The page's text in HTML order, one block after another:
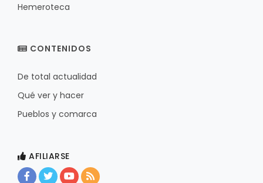
Hemeroteca
CONTENIDOS
De total actualidad
Qué ver y hacer
Pueblos y comarca
AFILIARSE